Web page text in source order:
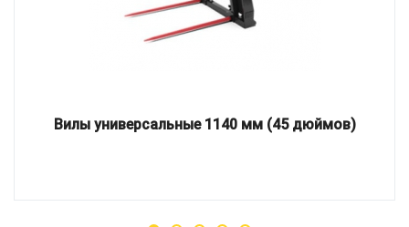
Вилы универсальные 1140 мм (45 дюймов)